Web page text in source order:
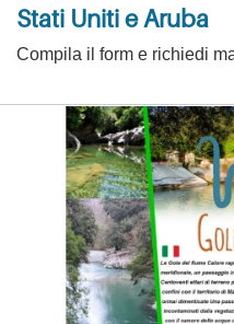
Stati Uniti e Aruba
Compila il form e richiedi